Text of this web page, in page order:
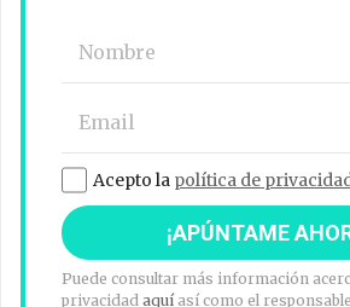
Acepto la política de
Puede consultar más información
privacidad aquíasí como el